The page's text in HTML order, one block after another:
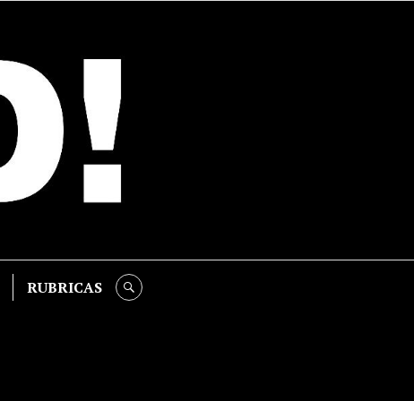
RUBRICAS SEARCH